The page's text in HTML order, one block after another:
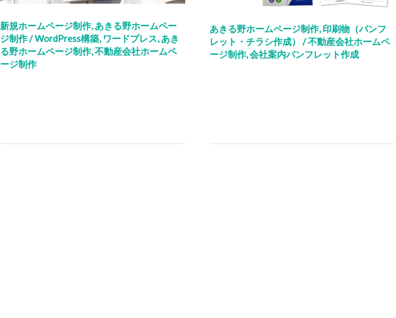
新規ホームページ制作,あきる野ホームペー
ジ制作/WordPress構築, ワードプレス,あき
る野ホームページ制作,不動産会社ホームペ
ージ制作
あきる野ホームページ制作,印刷物（パンフ
レット・チラシ作成）
/不動産会社ホームペ
ージ制作,会社案内パンフレット作成